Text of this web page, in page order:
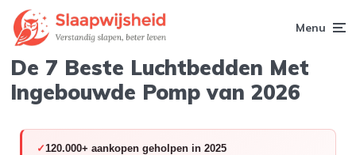
Menu
De 7 Beste Luchtbedden Met
Ingebouwde Pomp van 2026
120.000+ aankopen geholpen in 2025